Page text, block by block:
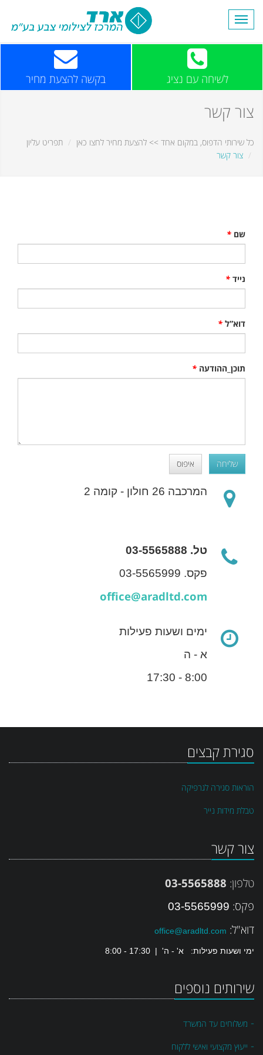
Toggle
לשיחה עם נציג בקשה להצעת מחיר
צור קשר
כל שירותי הדפוס, במקום אחד >> להצעת מחיר לחצו כאן
תפריט עליון
צור קשר
שם *
נייד *
דוא”ל *
תוכן_ההודעה *
שליחה איפוס
המרכבה 26 חולון - קומה 2
טל. 03-5565888
פקס. 03-5565999
office@aradltd.com
ימים ושעות פעילות
א - ה
8:00 - 17:30
סגירת קבצים
הוראות סגירה לגרפיקה
טבלת מידות נייר
צור קשר
טלפון:
פקס:
דוא"ל: office@aradltd.com
ימי ושעות פעילות: א' - ה' | 17:30 - 8:00
שירותים נוספים
- משלוחים עד המשרד
- ייעוץ מקצועי ואישי ללקוח